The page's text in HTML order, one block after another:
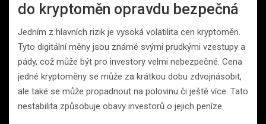
do kryptoměn opravdu bezpečná
Jedním z hlavních rizik je vysoká volatilita cen kryptoměn.
Tyto digitální měny jsou známé svými prudkými vzestupy a
pády, což může být pro investory velmi nebezpečné. Cena
jedné kryptoměny se může za krátkou dobu zdvojnásobit,
ale také se může propadnout na polovinu či ještě více. Tato
nestabilita způsobuje obavy investorů o jejich peníze.